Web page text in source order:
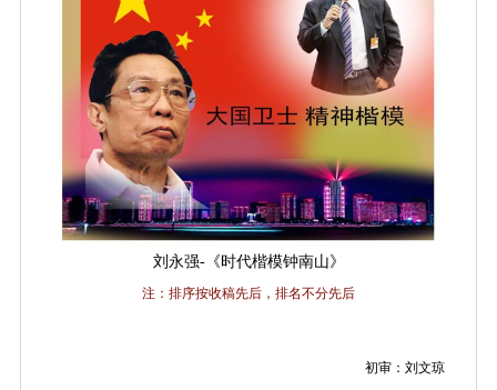
刘永强-《时代楷模钟南山》
注：排序按收稿先后 ，排名不分先后
初审：刘文琼